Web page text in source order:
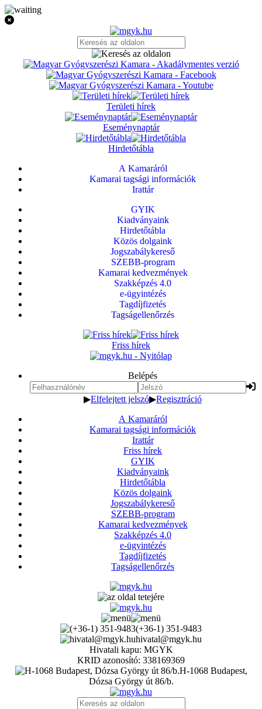
Területi hírek
Eseménynaptár
Hirdetőtábla
A Kamaráról
Kamarai tagsági információk
Irattár
GYIK
Kiadványaink
Hirdetőtábla
Közös dolgaink
Jogszabálykereső
SZEBB-program
Kamarai kedvezmények
Szakképzés 4.0
e-ügyintézés
Tagdíjfizetés
Tagságellenőrzés
Friss hírek
Belépés
▶Elfelejtett jelszó▶Regisztráció
A Kamaráról
Kamarai tagsági információk
Irattár
Friss hírek
GYIK
Kiadványaink
Hirdetőtábla
Közös dolgaink
Jogszabálykereső
SZEBB-program
Kamarai kedvezmények
Szakképzés 4.0
e-ügyintézés
Tagdíjfizetés
Tagságellenőrzés
(+36-1) 351-9483
hivatal@mgyk.hu
Hivatali kapu: MGYK
KRID azonosító: 338169369
H-1068 Budapest,
Dózsa György út 86/b.